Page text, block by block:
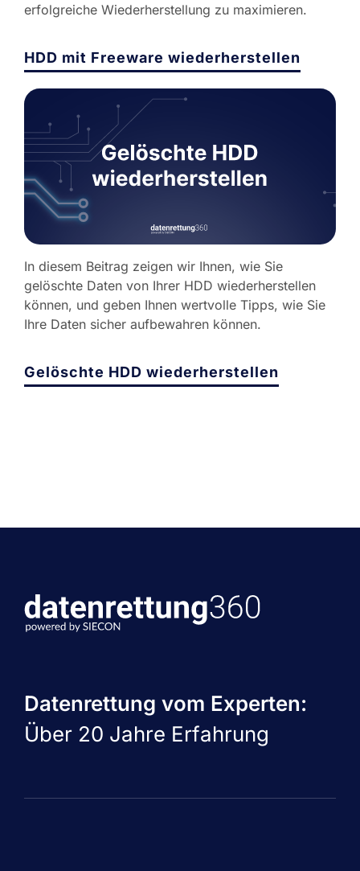
erfolgreiche Wiederherstellung zu maximieren.
HDD mit Freeware wiederherstellen
In diesem Beitrag zeigen wir Ihnen, wie Sie
gelöschte Daten von Ihrer HDD wiederherstellen
können, und geben Ihnen wertvolle Tipps, wie Sie
Ihre Daten sicher aufbewahren können.
Gelöschte HDD wiederherstellen
Datenrettung vom Experten:
Über 20 Jahre Erfahrung